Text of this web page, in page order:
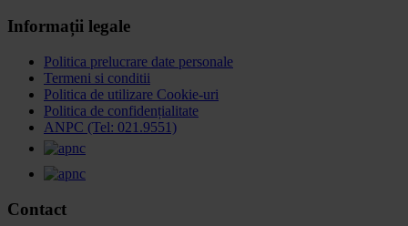
Informații legale
Politica prelucrare date personale
Termeni si conditii
Politica de utilizare Cookie-uri
Politica de confidențialitate
ANPC (Tel: 021.9551)
Contact